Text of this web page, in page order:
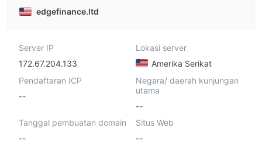
edgefinance.ltd
Server IP
172.67.204.133
Lokasi server
Amerika Serikat
Pendaftaran ICP
--
Negara/ daerah kunjungan
utama
--
Tanggal pembuatan domain
--
Situs Web
--